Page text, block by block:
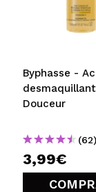
Byphasse -
Douceur
(62)
3,99€